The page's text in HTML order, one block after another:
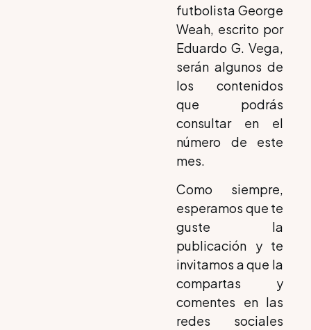
futbolista George
Weah, escrito por
Eduardo G. Vega,
serán algunos de
los contenidos
que podrás
consultar en el
número de este
mes.
Como siempre,
esperamos que te
guste la
publicación y te
invitamos a que la
compartas y
comentes en las
redes sociales